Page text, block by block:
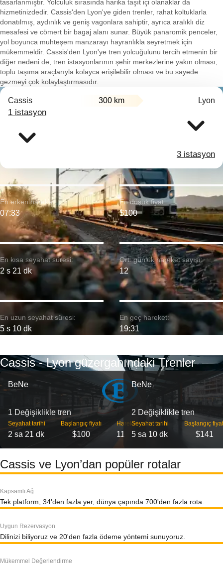
tasarlanmıştır. Yolculuk sırasında harika taşıt içi olanaklar da
hizmetinizdedir. Cassis'den Lyon'ye giden trenler, rahat koltuklarla
donatılmış, aydınlık ve geniş vagonlara sahiptir, ayrıca aralıklı diz
mesafesi ve cömert bir bagaj alanı sunar. Büyük panaromik penceler,
yol boyunca muhteşem manzarayı hayranlıkla seyretmek için
mükemmeldir. Cassis'den Lyon'ye tren yolcuğulunu tercih etmenin bir
diğer nedeni de, tren istasyonlarının şehir merkezlerine yakın olması,
toplu taşıma araçlarıyla kolayca erişilebilir olması ve bu sayede
gezmeyi çok kolaylaştırmasıdır.
Cassis 300 km Lyon
1 istasyon
3 istasyon
En kısa seyahat süresi:
2 s 21 dk
En erken hareket:
07:33
En uzun seyahat süresi:
5 s 10 dk
En düşük fiyat:
$100
Ort. günlük hareket sayısı:
12
En geç hareket:
19:31
Cassis - Lyon güzergahındaki Trenler
BeNe
1 Değişiklikle tren
Seyahat tarihi
2 sa 21 dk
Başlangıç ​​fiyatı
$100
Hareket
11
BeNe
2 Değişiklikle tren
Seyahat tarihi
5 sa 10 dk
Başlangıç
$141
Cassis ve Lyon’dan popüler rotalar
Kapsamlı Ağ
Tek platform, 34'den fazla yer, dünya çapında 700'den fazla rota.
Uygun Rezervasyon
Dilinizi biliyoruz ve 20'den fazla ödeme yöntemi sunuyoruz.
Mükemmel Değerlendirme